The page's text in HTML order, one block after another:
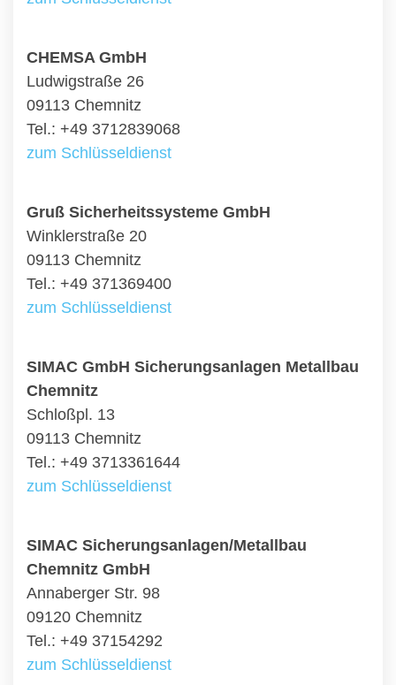
CHEMSA GmbH
Ludwigstraße 26
09113 Chemnitz
Tel.: +49 3712839068
zum Schlüsseldienst
Gruß Sicherheitssysteme GmbH
Winklerstraße 20
09113 Chemnitz
Tel.: +49 371369400
zum Schlüsseldienst
SIMAC GmbH Sicherungsanlagen Metallbau
Chemnitz
Schloßpl. 13
09113 Chemnitz
Tel.: +49 3713361644
zum Schlüsseldienst
SIMAC Sicherungsanlagen/Metallbau
Chemnitz GmbH
Annaberger Str. 98
09120 Chemnitz
Tel.: +49 37154292
zum Schlüsseldienst